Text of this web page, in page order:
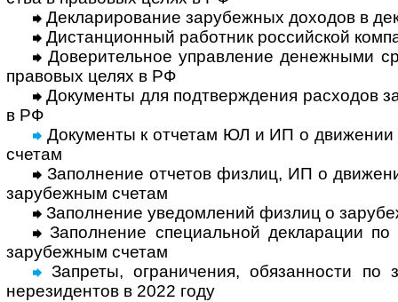
Декларирование зарубежных доходов в
Дистанционный работник российской
Доверительное управление денежными
право­вых целях в РФ
Документы для подтверждения расхо­дов
в РФ
Документы к отчетам ЮЛ и ИП о движении
счетам
Заполнение отчетов физлиц, ИП о
зару­беж­ным счетам
Заполнение уведомлений физлиц о
Заполнение специальной декларации
зару­беж­ным счетам
Запреты, ограничения, обязан­ности по
нере­зи­ден­тов в 2022 году